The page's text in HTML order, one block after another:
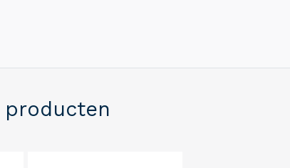
producten